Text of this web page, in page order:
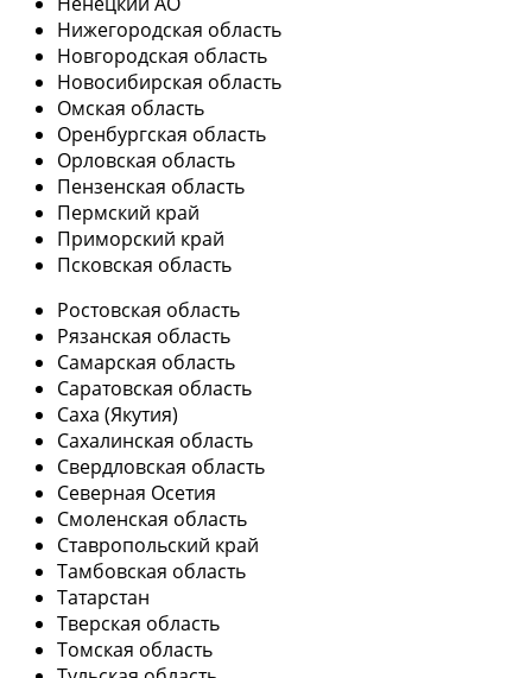
Нижегородская область
Новгородская область
Новосибирская область
Омская область
Оренбургская область
Орловская область
Пензенская область
Пермский край
Приморский край
Псковская область
Ростовская область
Рязанская область
Самарская область
Саратовская область
Саха (Якутия)
Сахалинская область
Свердловская область
Северная Осетия
Смоленская область
Ставропольский край
Тамбовская область
Татарстан
Тверская область
Томская область